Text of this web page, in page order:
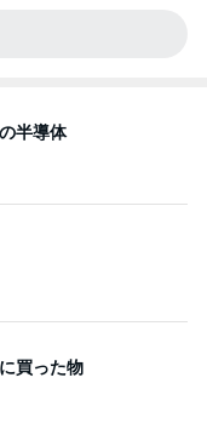
半導体
買った物